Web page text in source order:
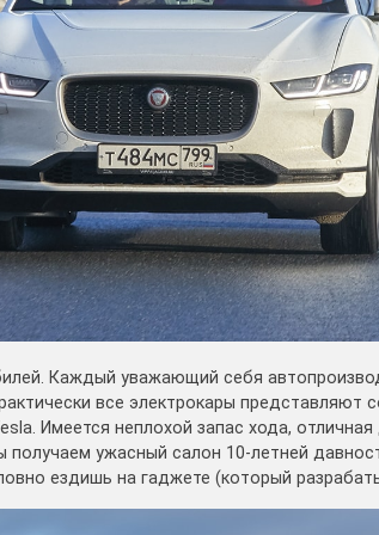
Каждый уважающий себя
все электрокары представляют
Имеется неплохой запас хода,
получаем ужасный салон 10-летней
ездишь на гаджете (который